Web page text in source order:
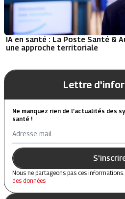
IA en santé : La Poste Santé &
une approche territoriale
Lettre
Ne manquez rien de l’actualités des
santé !
Adresse mail
Nous ne partageons pas ces
des données